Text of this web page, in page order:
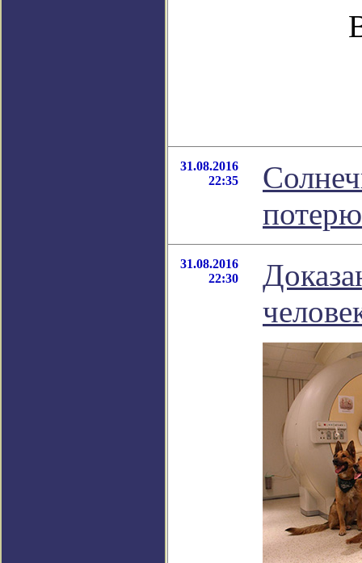
31.08.2016
22:35
31.08.2016
22:30